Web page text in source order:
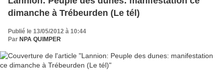
dimanche à Trébeurden (Le tél)
Publié le 13/05/2012 à 10:44
Par NPA QUIMPER